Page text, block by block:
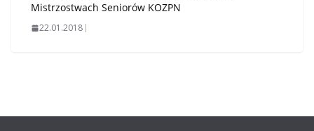
Mistrzostwach Seniorów KOZPN
22.01.2018